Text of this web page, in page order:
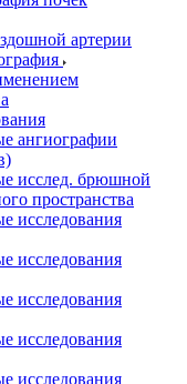
артерии
ангиографии
исслед. брюшной
пространства
исследования
исследования
исследования
исследования
исследования